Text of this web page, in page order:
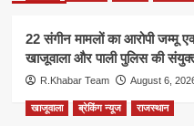
22 संगीन मामलों का आरोपी जम्मू
खाजूवाला और पाली पुलिस की
R.Khabar Team August 6,
खाजूवाला ब्रेकिंग न्यूज राजस्थान